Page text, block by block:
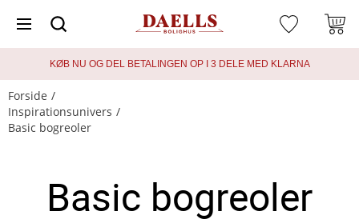
KØB NU OG DEL BETALINGEN OP I 3 DELE MED KLARNA
Forside
Inspirationsunivers
Basic bogreoler
Basic bogreoler